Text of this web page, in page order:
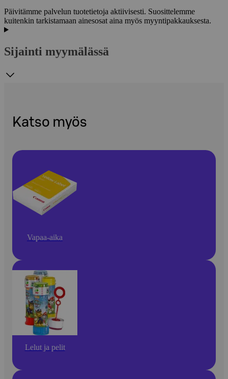
Päivitämme palvelun tuotetietoja aktiivisesti. Suosittelemme
kuitenkin tarkistamaan ainesosat aina myös myyntipakkauksesta.
Sijainti myymälässä
Katso myös
Vapaa-aika
Lelut ja pelit